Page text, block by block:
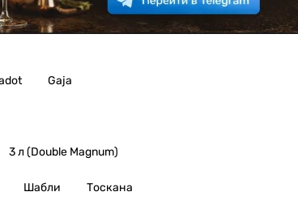
Gaja
3 л (Double Magnum)
Шабли Тоскана